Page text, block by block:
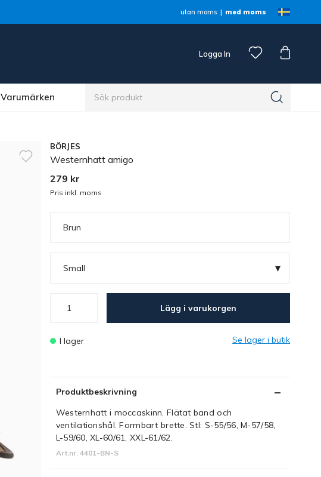
utan moms med moms
Logga In
Varumärken
BÖRJES
Westernhatt amigo
279 kr
Pris inkl. moms
Brun
Small ▾
Lägg i varukorgen
I lager Se lager i butik
Produktbeskrivning
Westernhatt i moccaskinn. Flätat band och
ventilationshål. Formbart brette. Stl: S-55/56, M-57/58,
L-59/60, XL-60/61, XXL-61/62.
Art.nr. 4401-BN-S